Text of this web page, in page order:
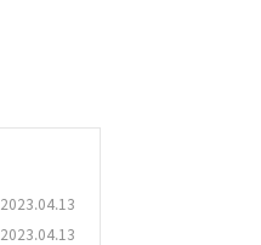
2023.04.13
2023.04.13